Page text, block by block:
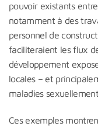
pouvoir existants
notamment à des
personnel de
faciliteraient les flux
développement
locales – et
maladies
Ces exemples